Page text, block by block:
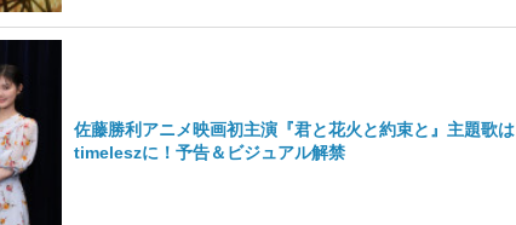
佐藤勝利アニメ映画初主演『君と花火と約束と』主題歌は
timeleszに！予告＆ビジュアル解禁